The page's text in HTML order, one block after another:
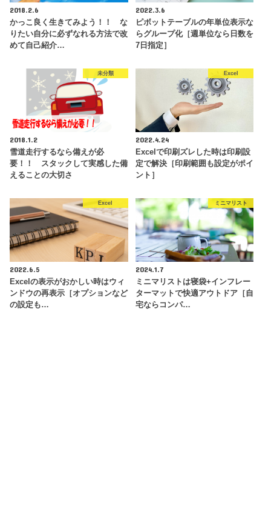
2018.2.6
かっこ良く生きてみよう！！ な
りたい自分に必ずなれる方法で改
めて自己紹介…
2022.3.6
ピボットテーブルの年単位表示な
らグループ化［週単位なら日数を
7日指定］
未分類
2018.1.2
雪道走行するなら備えが必
要！！ スタックして実感した備
えることの大切さ
Excel
2022.4.24
Excelで印刷ズレした時は印刷設
定で解決［印刷範囲も設定がポイ
ント］
Excel
2022.6.5
Excelの表示がおかしい時はウィ
ンドウの再表示［オプションなど
の設定も…
ミニマリスト
2024.1.7
ミニマリストは寝袋+インフレー
ターマットで快適アウトドア［自
宅ならコンパ…